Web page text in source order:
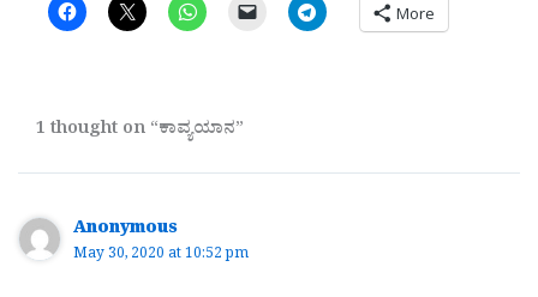
More
1 thought on “ಕಾವ್ಯಯಾನ”
Anonymous
May 30, 2020 at 10:52 pm